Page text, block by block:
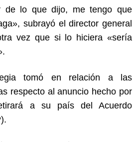
de lo que dijo, me tengo que
subrayó el director general
vez que si lo hiciera «sería
tomó en relación a las
respecto al anuncio hecho por
a su país del Acuerdo